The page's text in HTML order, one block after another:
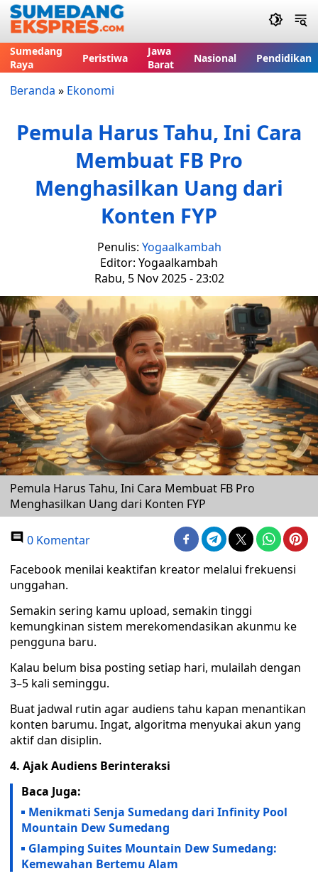
Sumedang
Raya
Peristiwa
Jawa
Barat
Nasional Pendidikan
Beranda » Ekonomi
Pemula Harus Tahu, Ini Cara
Membuat FB Pro
Menghasilkan Uang dari
Konten FYP
Penulis: Yogaalkambah
Editor: Yogaalkambah
Rabu, 5 Nov 2025 - 23:02
Pemula Harus Tahu, Ini Cara Membuat FB Pro
Menghasilkan Uang dari Konten FYP
0 Komentar
Facebook menilai keaktifan kreator melalui frekuensi
unggahan.
Semakin sering kamu upload, semakin tinggi
kemungkinan sistem merekomendasikan akunmu ke
pengguna baru.
Kalau belum bisa posting setiap hari, mulailah dengan
3–5 kali seminggu.
Buat jadwal rutin agar audiens tahu kapan menantikan
konten barumu. Ingat, algoritma menyukai akun yang
aktif dan disiplin.
4. Ajak Audiens Berinteraksi
Baca Juga:
Menikmati Senja Sumedang dari Infinity Pool
Mountain Dew Sumedang
Glamping Suites Mountain Dew Sumedang:
Kemewahan Bertemu Alam